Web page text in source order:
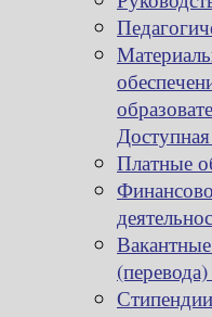
Платные